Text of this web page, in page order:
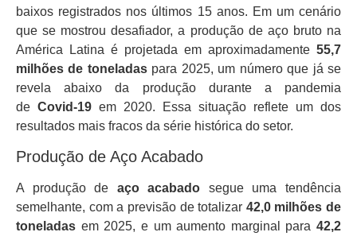
baixos registrados nos últimos 15 anos. Em um cenário
que se mostrou desafiador, a produção de aço bruto na
América Latina é projetada em aproximadamente 55,7
milhões de toneladaspara 2025, um número que já se
revela abaixo da produção durante a pandemia
de Covid-19 em 2020. Essa situação reflete um dos
resultados mais fracos da série histórica do setor.
Produção de Aço Acabado
A produção de aço acabado segue uma tendência
semelhante, com a previsão de totalizar 42,0 milhões de
toneladas em 2025, e um aumento marginal para 42,2